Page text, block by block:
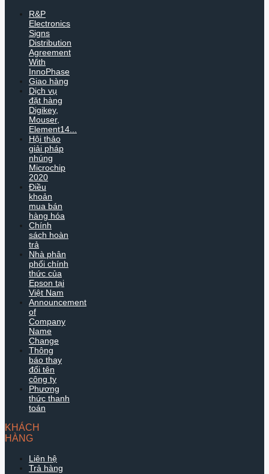
R&P
Electronics
Signs
Distribution
Agreement
With
InnoPhase
Giao hàng
Dịch vụ
đặt hàng
Digikey,
Mouser,
Element14...
Hội thảo
giải pháp
nhúng
Microchip
2020
Điều
khoản
mua bán
hàng hóa
Chính
sách hoàn
trả
Nhà phân
phối chính
thức của
Epson tại
Việt Nam
Announcement
of
Company
Name
Change
Thông
báo thay
đổi tên
công ty
Phương
thức thanh
toán
KHÁCH
HÀNG
Liên hệ
Trả hàng